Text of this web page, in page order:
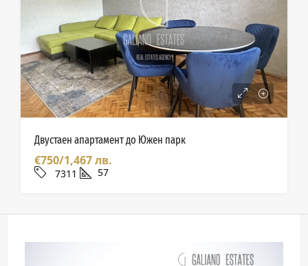
Двустаен апартамент до Южен парк
€750/1,467 лв.
7311 57